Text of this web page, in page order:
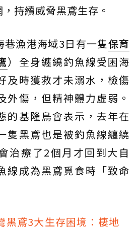
持續威脅黑鳶生存。
巷漁港海域3日有一隻保育
）全身纏繞釣魚線受困海
及時獲救才未溺水，檢傷
外傷，但精神體力虛弱。
的基隆鳥會表示，去年在
隻黑鳶也是被釣魚線纏繞
治療了2個月才回到大自
線成為黑鳶覓食時「致命
黑鳶3大生存困境：棲地